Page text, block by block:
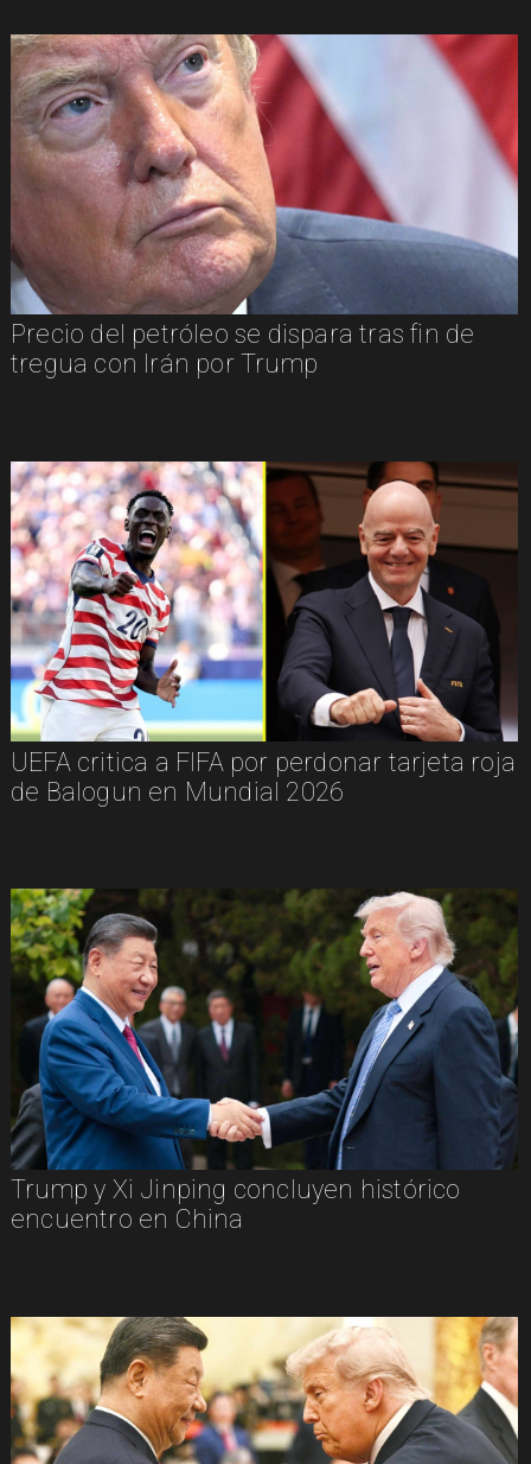
Precio del petróleo se dispara tras fin de
tregua con Irán por Trump
UEFA critica a FIFA por perdonar tarjeta roja
de Balogun en Mundial 2026
Trump y Xi Jinping concluyen histórico
encuentro en China